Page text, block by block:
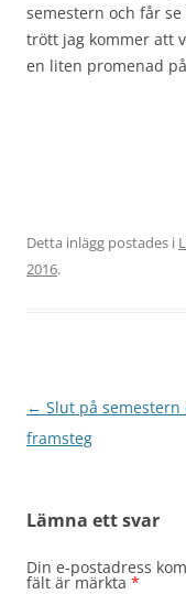
semestern och får
trött jag kommer att
en liten promenad
Detta inlägg postades i
2016.
Inläggsnavigering
← Slut på semestern
framsteg
Lämna ett svar
Din e-postadress
fält är märkta *